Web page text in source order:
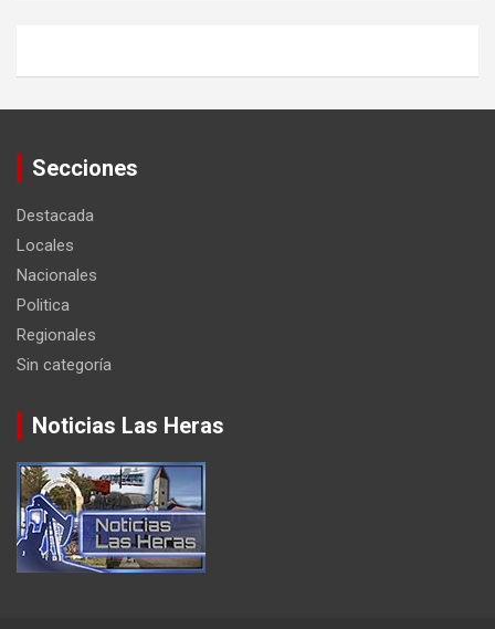
Secciones
Destacada
Locales
Nacionales
Politica
Regionales
Sin categoría
Noticias Las Heras